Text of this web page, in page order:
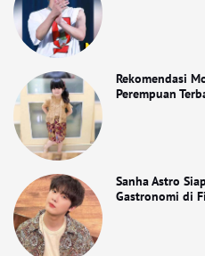
Rekomendasi
Perempuan
Sanha Astro
Gastronomi di